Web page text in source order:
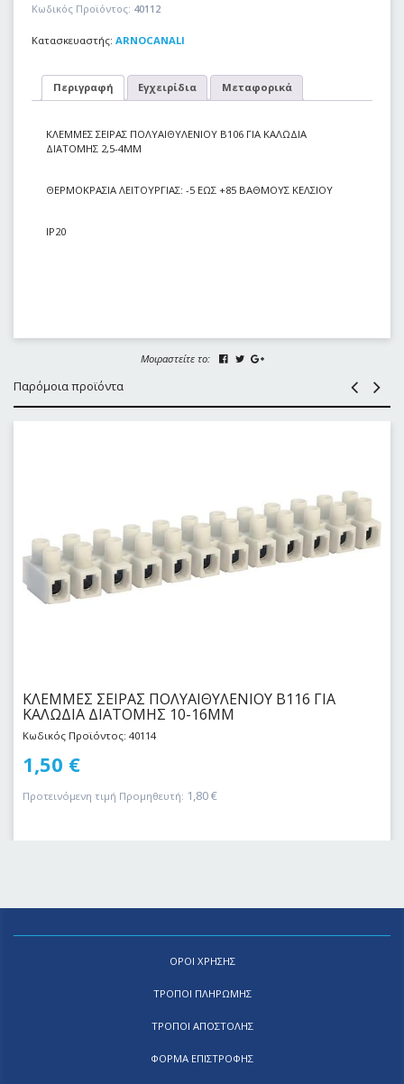
Κωδικός Προϊόντος: 40112
Κατασκευαστής: ARNOCANALI
Περιγραφή Εγχειρίδια Μεταφορικά
ΚΛΕΜΜΕΣ ΣΕΙΡΑΣ ΠΟΛΥΑΙΘΥΛΕΝΙΟΥ Β106 ΓΙΑ ΚΑΛΩΔΙΑ
ΔΙΑΤΟΜΗΣ 2,5-4MM
ΘΕΡΜΟΚΡΑΣΙΑ ΛΕΙΤΟΥΡΓΙΑΣ: -5 ΕΩΣ +85 ΒΑΘΜΟΥΣ ΚΕΛΣΙΟΥ
ΙΡ20
Μοιραστείτε το:
Παρόμοια προϊόντα
ΚΛΕΜΜΕΣ ΣΕΙΡΑΣ ΠΟΛΥΑΙΘΥΛΕΝΙΟΥ Β116 ΓΙΑ
ΚΑΛΩΔΙΑ ΔΙΑΤΟΜΗΣ 10-16MM
Κωδικός Προϊόντος: 40114
1,50 €
Προτεινόμενη τιμή Προμηθευτή: 1,80€
ΟΡΟΙ ΧΡΗΣΗΣ
ΤΡΟΠΟΙ ΠΛΗΡΩΜΗΣ
ΤΡΟΠΟΙ ΑΠΟΣΤΟΛΗΣ
ΦΟΡΜΑ ΕΠΙΣΤΡΟΦΗΣ